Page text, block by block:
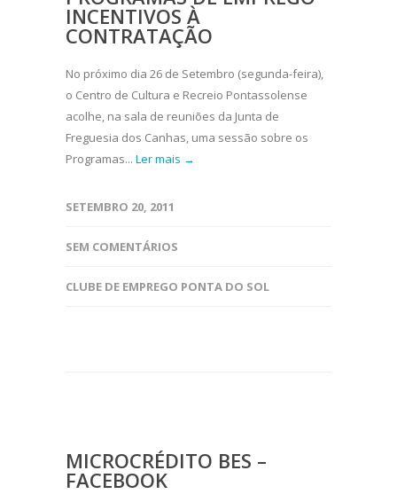
INCENTIVOS À
CONTRATAÇÃO
No próximo dia 26 de Setembro (segunda-feira),
o Centro de Cultura e Recreio Pontassolense
acolhe, na sala de reuniões da Junta de
Freguesia dos Canhas, uma sessão sobre os
Programas... Ler mais →
SETEMBRO 20, 2011
SEM COMENTÁRIOS
CLUBE DE EMPREGO PONTA DO SOL
MICROCRÉDITO BES –
FACEBOOK